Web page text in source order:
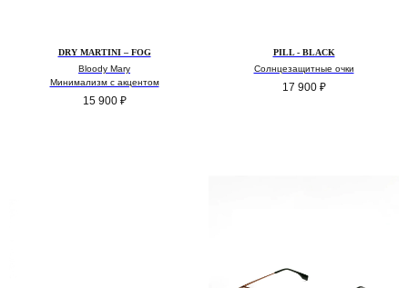
DRY MARTINI – FOG
Bloody Mary
Минимализм с акцентом
15 900 ₽
PILL - BLACK
Солнцезащитные очки
17 900 ₽